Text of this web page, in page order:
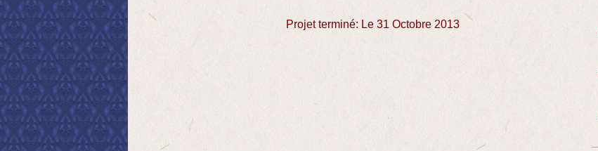
Projet terminé: Le 31 Octobre 2013